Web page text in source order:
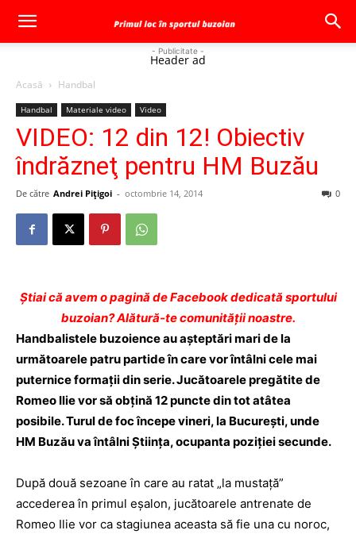
- Publicitate -
Header ad
Acasă Handbal
Handbal Materiale video Video
VIDEO: 12 din 12! Obiectiv
îndrăzneţ pentru HM Buzău
De către Andrei Pițigoi - octombrie 14, 2014 0
Ştiai că avem o pagină de Facebook dedicată sportului
buzoian? Alătură-te comunității noastre.
Handbalistele buzoience au aşteptări mari de la
următoarele patru partide în care vor întâlni cele mai
puternice formaţii din serie. Jucătoarele pregătite de
Romeo Ilie vor să obţină 12 puncte din tot atâtea
posibile. Turul de foc începe vineri, la Bucureşti, unde
HM Buzău va întâlni Ştiinţa, ocupanta poziţiei secunde.
După două sezoane în care au ratat „la mustaţă”
accederea în primul eşalon, jucătoarele antrenate de
Romeo Ilie vor ca stagiunea aceasta să fie una cu noroc,